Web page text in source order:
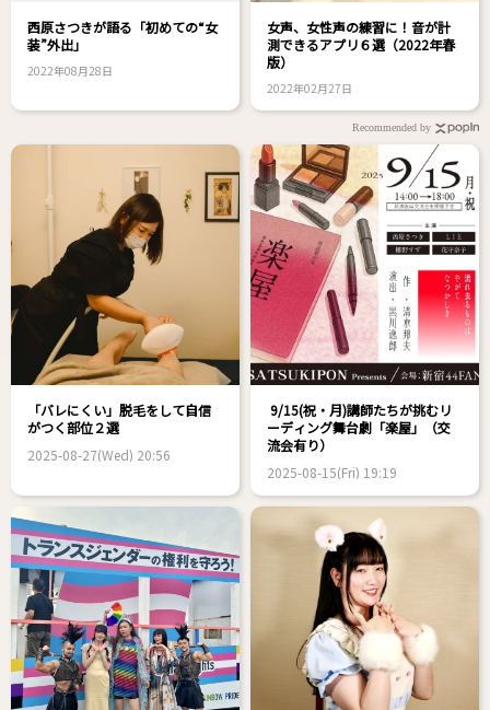
西原さつきが語る「初めての“女
装”外出」
2022年08月28日
女声、女性声の練習に！音が計
測できるアプリ６選（2022年春
版）
2022年02月27日
Recommended by
「バレにくい」脱毛をして自信
がつく部位２選
2025-08-27(Wed) 20:56
9/15(祝・月)講師たちが挑むリ
ーディング舞台劇「楽屋」（交
流会有り）
2025-08-15(Fri) 19:19